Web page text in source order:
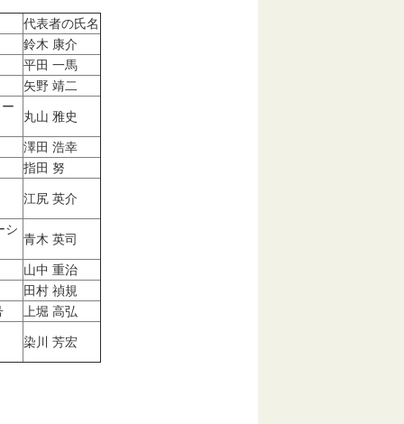
代表者の氏名
鈴木 康介
平田 一馬
矢野 靖二
丸山 雅史
澤田 浩幸
指田 努
江尻 英介
シ
青木 英司
山中 重治
田村 禎規
上堀 高弘
染川 芳宏